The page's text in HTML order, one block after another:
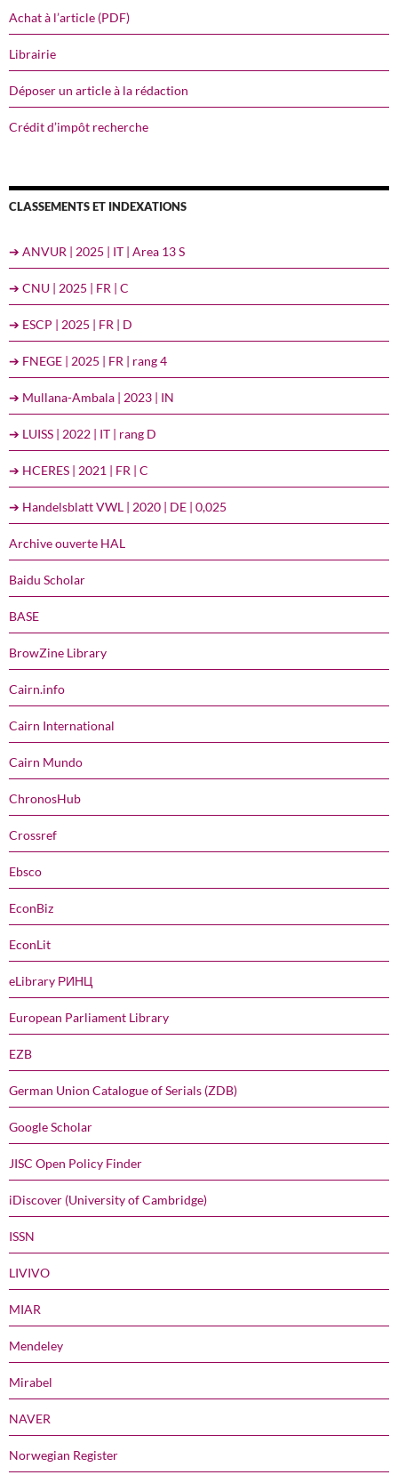
Achat à l’article (PDF)
Librairie
Déposer un article à la rédaction
Crédit d’impôt recherche
CLASSEMENTS ET INDEXATIONS
➔ ANVUR | 2025 | IT | Area 13 S
➔ CNU | 2025 | FR | C
➔ ESCP | 2025 | FR | D
➔ FNEGE | 2025 | FR | rang 4
➔ Mullana-Ambala | 2023 | IN
➔ LUISS | 2022 | IT | rang D
➔ HCERES | 2021 | FR | C
➔ Handelsblatt VWL | 2020 | DE | 0,025
Archive ouverte HAL
Baidu Scholar
BASE
BrowZine Library
Cairn.info
Cairn International
Cairn Mundo
ChronosHub
Crossref
Ebsco
EconBiz
EconLit
eLibrary РИНЦ
European Parliament Library
EZB
German Union Catalogue of Serials (ZDB)
Google Scholar
JISC Open Policy Finder
iDiscover (University of Cambridge)
ISSN
LIVIVO
MIAR
Mendeley
Mirabel
NAVER
Norwegian Register